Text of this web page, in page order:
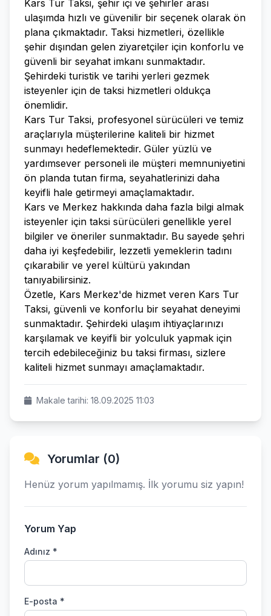
Kars Tur Taksi, şehir içi ve şehirler arası
ulaşımda hızlı ve güvenilir bir seçenek olarak ön
plana çıkmaktadır. Taksi hizmetleri, özellikle
şehir dışından gelen ziyaretçiler için konforlu ve
güvenli bir seyahat imkanı sunmaktadır.
Şehirdeki turistik ve tarihi yerleri gezmek
isteyenler için de taksi hizmetleri oldukça
önemlidir.
Kars Tur Taksi, profesyonel sürücüleri ve temiz
araçlarıyla müşterilerine kaliteli bir hizmet
sunmayı hedeflemektedir. Güler yüzlü ve
yardımsever personeli ile müşteri memnuniyetini
ön planda tutan firma, seyahatlerinizi daha
keyifli hale getirmeyi amaçlamaktadır.
Kars ve Merkez hakkında daha fazla bilgi almak
isteyenler için taksi sürücüleri genellikle yerel
bilgiler ve öneriler sunmaktadır. Bu sayede şehri
daha iyi keşfedebilir, lezzetli yemeklerin tadını
çıkarabilir ve yerel kültürü yakından
tanıyabilirsiniz.
Özetle, Kars Merkez'de hizmet veren Kars Tur
Taksi, güvenli ve konforlu bir seyahat deneyimi
sunmaktadır. Şehirdeki ulaşım ihtiyaçlarınızı
karşılamak ve keyifli bir yolculuk yapmak için
tercih edebileceğiniz bu taksi firması, sizlere
kaliteli hizmet sunmayı amaçlamaktadır.
Makale tarihi: 18.09.2025 11:03
Yorumlar (0)
Henüz yorum yapılmamış. İlk yorumu siz yapın!
Yorum Yap
Adınız *
E-posta *